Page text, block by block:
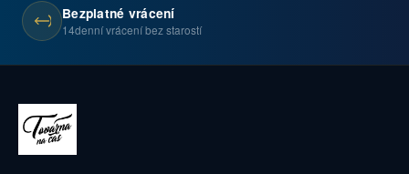
Bezplatné vrácení
14denní vrácení bez starostí